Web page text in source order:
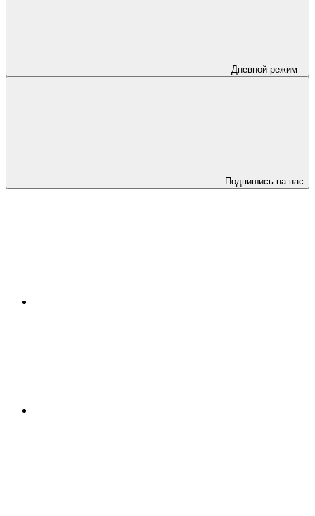
Дневной режим
Подпишись на нас